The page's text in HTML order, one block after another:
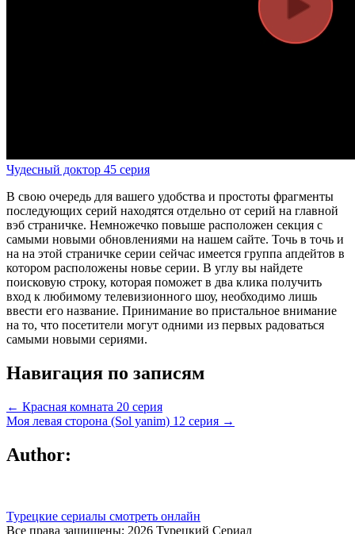
Чудесный доктор 45 серия
В свою очередь для вашего удобства и простоты фрагменты
последующих серий находятся отдельно от серий на главной
вэб страничке. Немножечко повыше расположен секция с
самыми новыми обновлениями на нашем сайте. Точь в точь и
на на этой страничке серии сейчас имеется группа апдейтов в
котором расположены новье серии. В углу вы найдете
поисковую строку, которая поможет в два клика получить
вход к любимому телевизионного шоу, необходимо лишь
ввести его название. Принимание во пристальное внимание
на то, что посетители могут одними из первых радоваться
самыми новыми сериями.
Навигация по записям
← Красная комната 20 серия
Моя левая сторона (Sol yanim) 12 серия →
Author:
Турецкие сериалы смотреть онлайн
Все права защищены; 2026 Турецкий Сериал